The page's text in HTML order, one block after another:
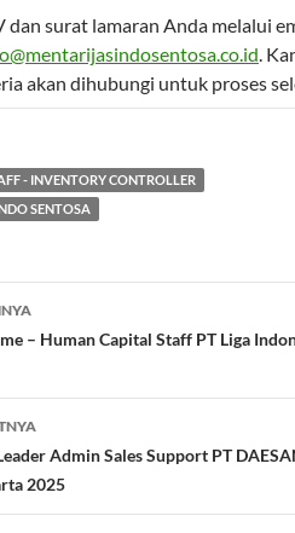
dan surat lamaran Anda melalui
.
akan dihubungi untuk proses
- INVENTORY CONTROLLER
SENTOSA
– Human Capital Staff PT Liga
Admin Sales Support PT
2025